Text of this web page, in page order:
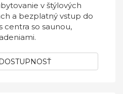
v štýlových
a bezplatný vstup do
centra so saunou,